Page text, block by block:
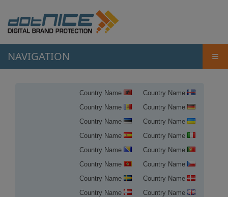
NAVIGATION ≡
Country Name
Country Name
Country Name
Country Name
Country Name
Country Name
Country Name
Country Name
Country Name
Country Name
Country Name
Country Name
Country Name
Country Name
Country Name
Country Name